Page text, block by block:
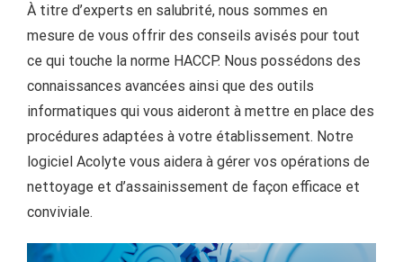
À titre d’experts en salubrité, nous sommes en
mesure de vous offrir des conseils avisés pour tout
ce qui touche la norme HACCP. Nous possédons des
connaissances avancées ainsi que des outils
informatiques qui vous aideront à mettre en place des
procédures adaptées à votre établissement. Notre
logiciel Acolyte vous aidera à gérer vos opérations de
nettoyage et d’assainissement de façon efficace et
conviviale.